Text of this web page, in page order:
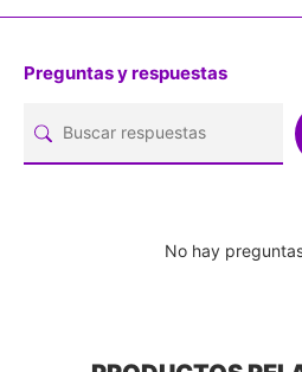
Preguntas y respuestas
No hay